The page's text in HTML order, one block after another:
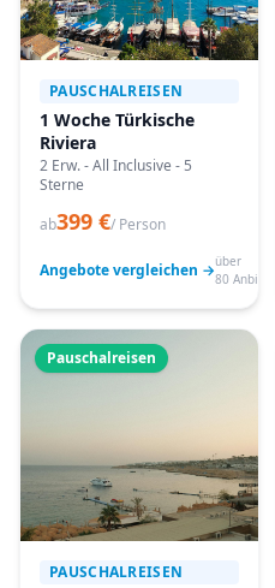
PAUSCHALREISEN
1 Woche Türkische
Riviera
2 Erw. - All Inclusive - 5
Sterne
ab399 €/ Person
Angebote vergleichen →über
80 Anbieter
Pauschalreisen
PAUSCHALREISEN